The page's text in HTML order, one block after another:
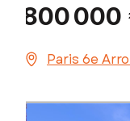
800 000
Paris 6e